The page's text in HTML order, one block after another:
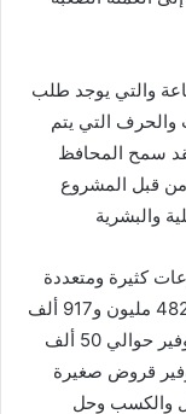
والتي يوجد طلب
التي يتم
سمح المحافظ
قبل المشروع
والبشرية
توفير حوالي 16305 مشروعات كثيرة ومتعددة
للشباب وتمت المشاريع بتكلفة حوالي مليار و482 مليون و917 ألف
جنيه ولهذا فقدت استطاعت المحافظة علي توفير حوالي 50 ألف
قروض صغيرة
والكسب وحل